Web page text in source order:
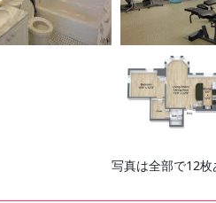
写真は全部で12